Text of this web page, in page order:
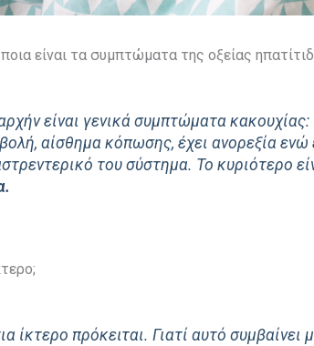
είναι τα συμπτώματα της οξείας
είναι γενικά συμπτώματα κακουχίας:
αίσθημα κόπωσης, έχει ανορεξία ενώ
του σύστημα. Το κυριότερο
ίκτερο πρόκειται. Γιατί αυτό